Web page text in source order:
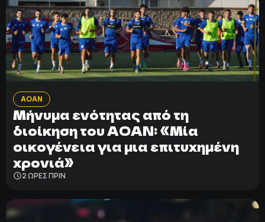
ΑΟΑΝ
Μήνυμα ενότητας από τη
διοίκηση του ΑΟΑΝ: «Μία
οικογένεια για μια επιτυχημένη
χρονιά»
2 ΩΡΕΣ ΠΡΙΝ